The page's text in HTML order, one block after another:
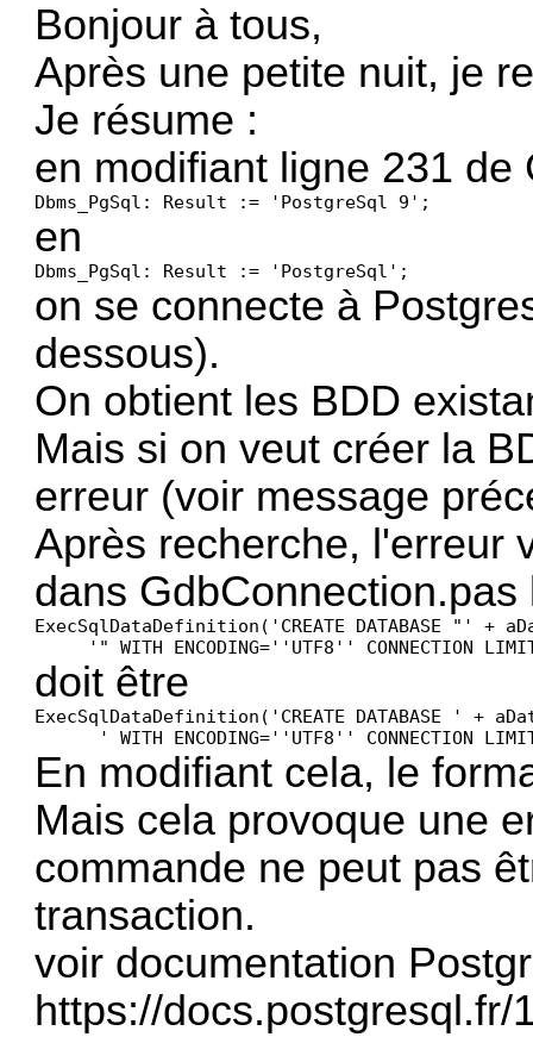
Bonjour à tous,
Après une petite nuit, je
Je résume :
en modifiant ligne 231
Dbms_PgSql: Result := 'PostgreSql 9';
en
Dbms_PgSql: Result := 'PostgreSql';
on se connecte à
dessous).
On obtient les BDD
Mais si on veut créer la
erreur (voir message
Après recherche, l'erreur
dans GdbConnection.pas
ExecSqlDataDefinition('CREATE DATABASE "' +
'" WITH ENCODING=''UTF8'' CONNECTION
doit être
ExecSqlDataDefinition('CREATE DATABASE ' +
' WITH ENCODING=''UTF8'' CONNECTION
En modifiant cela, le
Mais cela provoque une
commande ne peut pas
transaction.
voir documentation
https://